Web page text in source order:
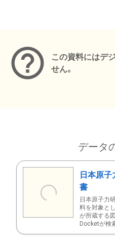
この資料にはデ
せん。
データ
日本原
書
日本原子力
料を対象と
が所蔵する図
Docketが検